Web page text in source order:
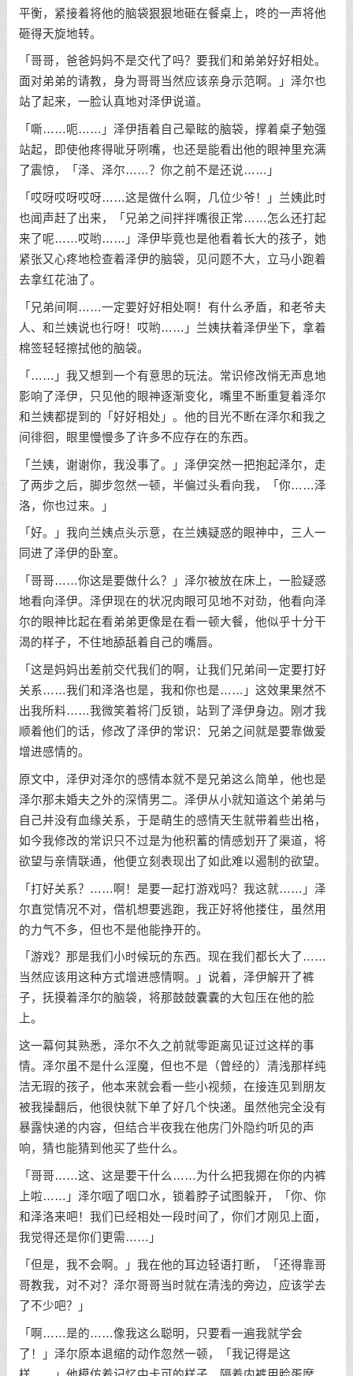
平衡，紧接着将他的脑袋狠狠地砸在餐桌上，咚的一声将他
砸得天旋地转。
「哥哥，爸爸妈妈不是交代了吗？要我们和弟弟好好相处。
面对弟弟的请教，身为哥哥当然应该亲身示范啊。」泽尔也
站了起来，一脸认真地对泽伊说道。
「嘶……呃……」泽伊捂着自己晕眩的脑袋，撑着桌子勉强
站起，即使他疼得呲牙咧嘴，也还是能看出他的眼神里充满
了震惊，「泽、泽尔……？你之前不是还说……」
「哎呀哎呀哎呀……这是做什么啊，几位少爷！」兰姨此时
也闻声赶了出来，「兄弟之间拌拌嘴很正常……怎么还打起
来了呢……哎哟……」泽伊毕竟也是他看着长大的孩子，她
紧张又心疼地检查着泽伊的脑袋，见问题不大，立马小跑着
去拿红花油了。
「兄弟间啊……一定要好好相处啊！有什么矛盾，和老爷夫
人、和兰姨说也行呀！哎哟……」兰姨扶着泽伊坐下，拿着
棉签轻轻擦拭他的脑袋。
「……」我又想到一个有意思的玩法。常识修改悄无声息地
影响了泽伊，只见他的眼神逐渐变化，嘴里不断重复着泽尔
和兰姨都提到的「好好相处」。他的目光不断在泽尔和我之
间徘徊，眼里慢慢多了许多不应存在的东西。
「兰姨，谢谢你，我没事了。」泽伊突然一把抱起泽尔，走
了两步之后，脚步忽然一顿，半偏过头看向我，「你……泽
洛，你也过来。」
「好。」我向兰姨点头示意，在兰姨疑惑的眼神中，三人一
同进了泽伊的卧室。
「哥哥……你这是要做什么？」泽尔被放在床上，一脸疑惑
地看向泽伊。泽伊现在的状况肉眼可见地不对劲，他看向泽
尔的眼神比起在看弟弟更像是在看一顿大餐，他似乎十分干
渴的样子，不住地舔舐着自己的嘴唇。
「这是妈妈出差前交代我们的啊，让我们兄弟间一定要打好
关系……我们和泽洛也是，我和你也是……」这效果果然不
出我所料……我微笑着将门反锁，站到了泽伊身边。刚才我
顺着他们的话，修改了泽伊的常识：兄弟之间就是要靠做爱
增进感情的。
原文中，泽伊对泽尔的感情本就不是兄弟这么简单，他也是
泽尔那未婚夫之外的深情男二。泽伊从小就知道这个弟弟与
自己并没有血缘关系，于是萌生的感情天生就带着些出格，
如今我修改的常识只不过是为他积蓄的情感划开了渠道，将
欲望与亲情联通，他便立刻表现出了如此难以遏制的欲望。
「打好关系？……啊！是要一起打游戏吗？我这就……」泽
尔直觉情况不对，借机想要逃跑，我正好将他搂住，虽然用
的力气不多，但也不是他能挣开的。
「游戏？那是我们小时候玩的东西。现在我们都长大了……
当然应该用这种方式增进感情啊。」说着，泽伊解开了裤
子，抚摸着泽尔的脑袋，将那鼓鼓囊囊的大包压在他的脸
上。
这一幕何其熟悉，泽尔不久之前就零距离见证过这样的事
情。泽尔虽不是什么淫魔，但也不是（曾经的）清浅那样纯
洁无瑕的孩子，他本来就会看一些小视频，在接连见到朋友
被我操翻后，他很快就下单了好几个快递。虽然他完全没有
暴露快递的内容，但结合半夜我在他房门外隐约听见的声
响，猜也能猜到他买了些什么。
「哥哥……这、这是要干什么……为什么把我摁在你的内裤
上啦……」泽尔咽了咽口水，锁着脖子试图躲开，「你、你
和泽洛来吧！我们已经相处一段时间了，你们才刚见上面，
我觉得还是你们更需……」
「但是，我不会啊。」我在他的耳边轻语打断，「还得靠哥
哥教我，对不对？泽尔哥哥当时就在清浅的旁边，应该学去
了不少吧？」
「啊……是的……像我这么聪明，只要看一遍我就学会
了！」泽尔原本退缩的动作忽然一顿，「我记得是这